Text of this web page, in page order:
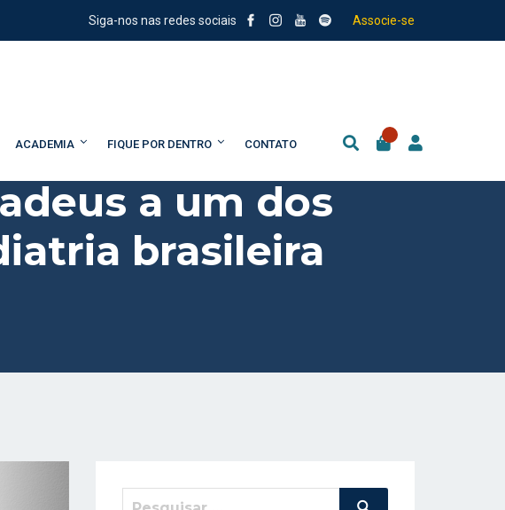
Siga-nos nas redes sociais Associe-se
ACADEMIA FIQUE POR DENTRO CONTATO
a um dos
brasileira
Pesquisar
Pesquisa